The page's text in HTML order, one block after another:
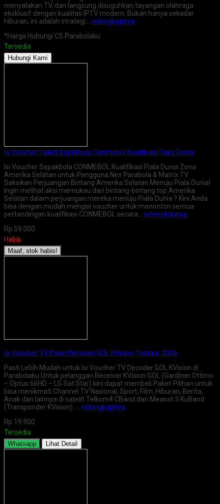
menyalakan TV, dan langsung disuguhkan tayangan olahraga
eksklusif dengan kualitas IPTV modern. Bukan hanya sekadar
hiburan, ini adalah strategi… selengkapnya
*Harga Hubungi CS Parabolaku
Tersedia
Hubungi Kami
Isi Voucher Paket Sepakbola Conmebol Kualifikasi Piala Dunia
Isi Voucher Sepakbola CONMEBOL Kualifikasi Piala Dunia Zona
Amerika Selatan untuk Pengguna Nex Parabola & Matrix TV
Saksikan Perjuangan Bintang Amerika Selatan Menuju Piala Dunia!
Ingin melihat aksi memukau dari bintang-bintang top Amerika
Selatan dalam perjuangan mereka menuju Piala Dunia ? Kini Anda
bisa dengan mudah mengisi voucher untuk menonton semua
pertandingan kualifikasi CONMEBOL secara… selengkapnya
Rp 59.000
Habis
Maaf, stok habis!
Isi Voucher TV Paket Decoder GOL KVision Terbaru 2026
Pasti Lebih Mudah untuk Isi Voucher TV Decoder GOL KVision di
Parabolaku Untuk pelanggan Receiver KVision GOL (Gardiner Ottimo
– Optus 66HD – LG Sat Star) kini dapat membeli Paket Pilihan untuk
bisa menikmati Channel TV Nasional, Sport, Film, Hiburan, Berita,
Anak dan lainnya di satelit Telkom4 CBand dan Measat 3 KuBand
(Transponder KVision) … selengkapnya
Rp 19.900
Tersedia
Whatsapp Lihat Detail